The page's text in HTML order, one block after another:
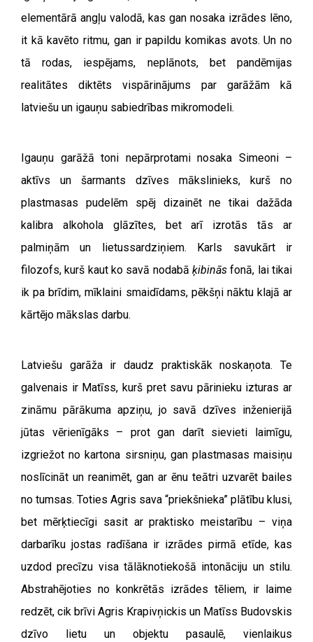
elementārā angļu valodā, kas gan nosaka izrādes lēno,
it kā kavēto ritmu, gan ir papildu komikas avots. Un no
tā rodas, iespējams, neplānots, bet pandēmijas
realitātes diktēts vispārinājums par garāžām kā
latviešu un igauņu sabiedrības mikromodeli.
Igauņu garāžā toni nepārprotami nosaka Simeoni –
aktīvs un šarmants dzīves mākslinieks, kurš no
plastmasas pudelēm spēj dizainēt ne tikai dažāda
kalibra alkohola glāzītes, bet arī izrotās tās ar
palmiņām un lietussardziņiem. Karls savukārt ir
filozofs, kurš kaut ko savā nodabā ķibinās fonā, lai tikai
ik pa brīdim, mīklaini smaidīdams, pēkšņi nāktu klajā ar
kārtējo mākslas darbu.
Latviešu garāža ir daudz praktiskāk noskaņota. Te
galvenais ir Matīss, kurš pret savu pārinieku izturas ar
zināmu pārākuma apziņu, jo savā dzīves inženierijā
jūtas vērienīgāks – prot gan darīt sievieti laimīgu,
izgriežot no kartona sirsniņu, gan plastmasas maisiņu
noslīcināt un reanimēt, gan ar ēnu teātri uzvarēt bailes
no tumsas. Toties Agris sava “priekšnieka” plātību klusi,
bet mērķtiecīgi sasit ar praktisko meistarību – viņa
darbarīku jostas radīšana ir izrādes pirmā etīde, kas
uzdod precīzu visa tālāknotiekošā intonāciju un stilu.
Abstrahējoties no konkrētās izrādes tēliem, ir laime
redzēt, cik brīvi Agris Krapivņickis un Matīss Budovskis
dzīvo lietu un objektu pasaulē, vienlaikus